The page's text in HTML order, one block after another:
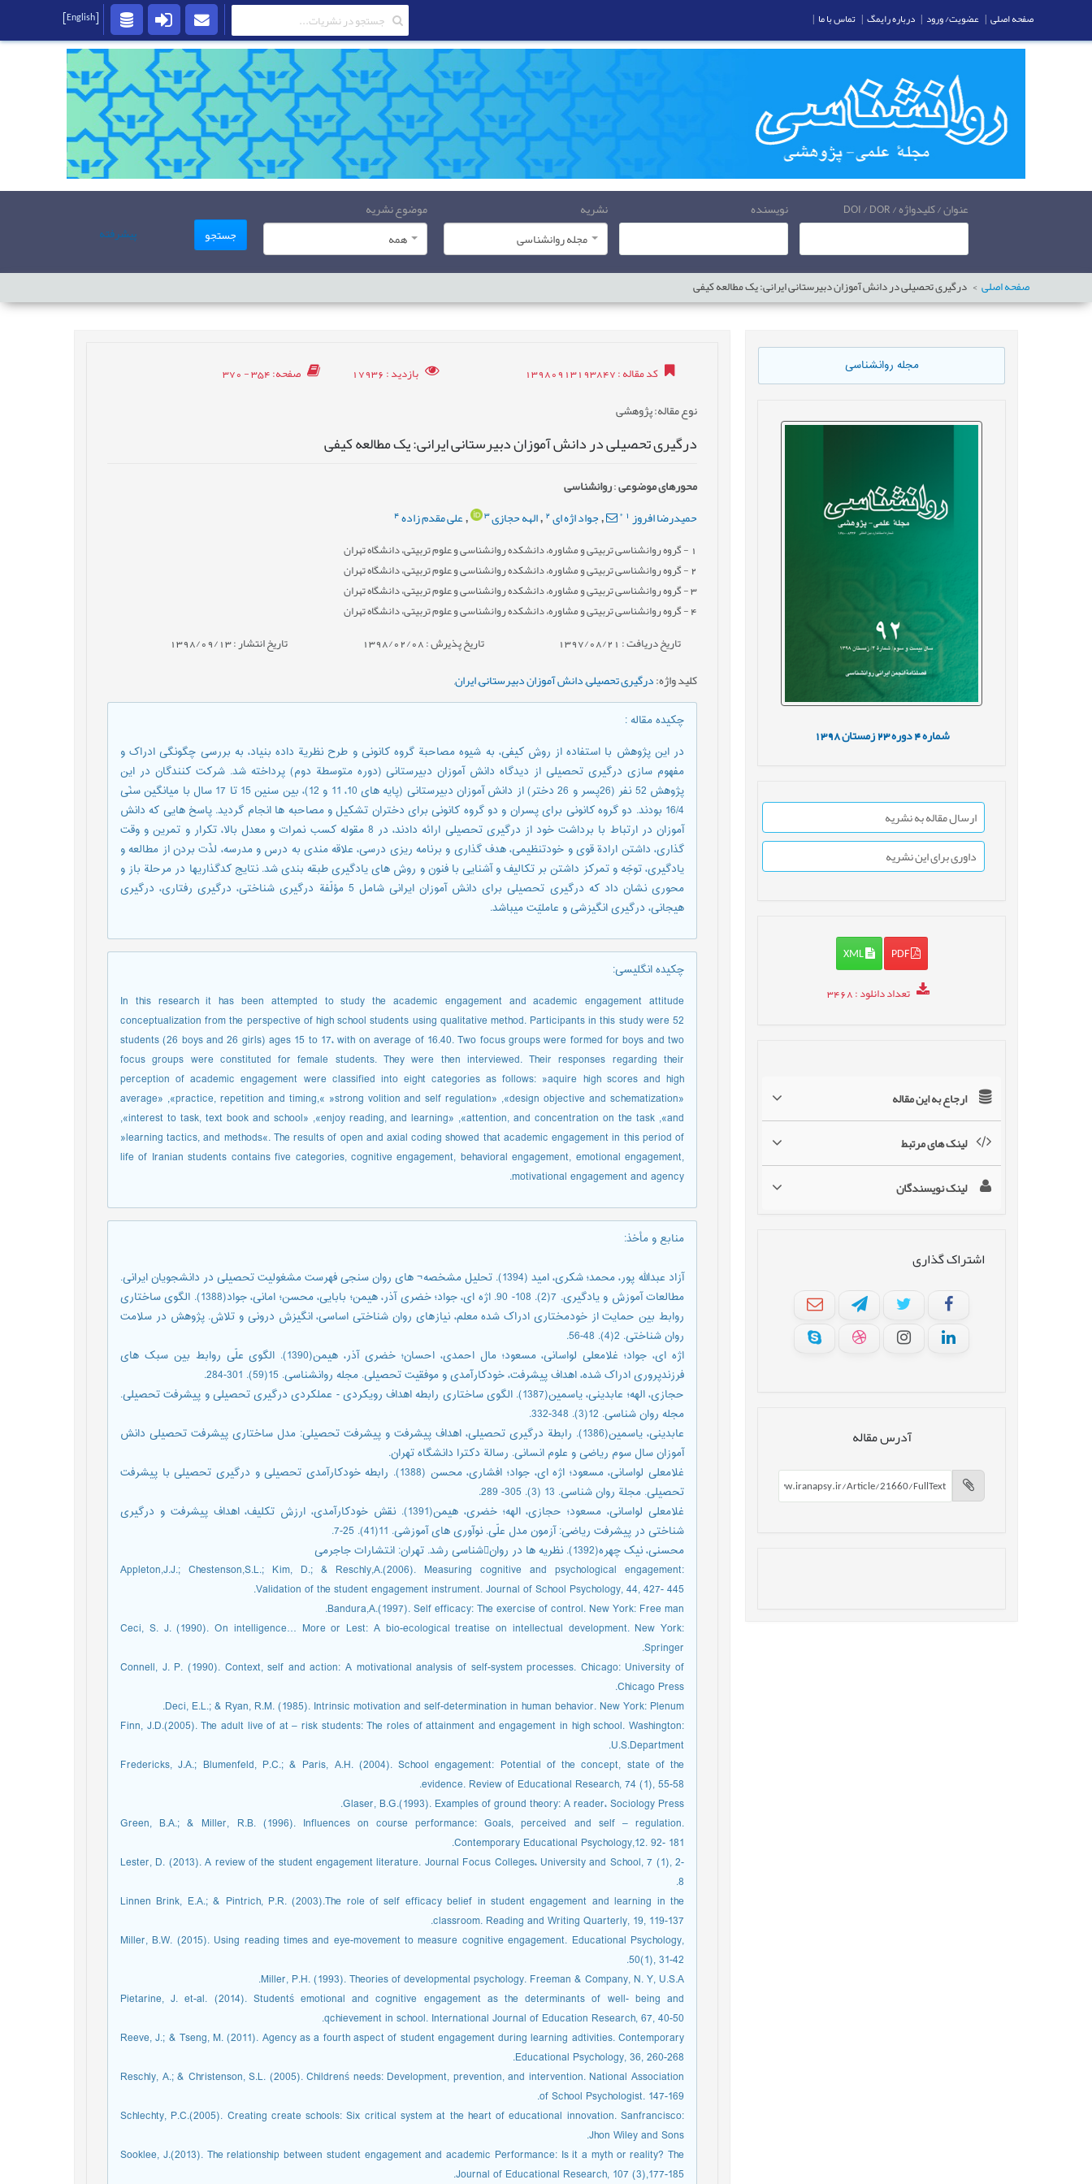
عنوان / کلیدواژه / DOI / DOR نویسنده
نشریه
مجله روانشناسی
موضوع نشریه
همه
جستجو پیشرفته
صفحه اصلی درگیری تحصیلی در دانش آموزان دبیرستانی ایرانی: یک مطالعه کیفی
مجله روانشناسی
شماره4 دوره23 زمستان1398
ارسال مقاله به نشریه
داوری برای این نشریه
PDF
XML
تعداد دانلود: 3468
ارجاع به این مقاله
لینک های مرتبط
لینک نویسندگان
اشتراک گذاری
آدرس مقاله
کد مقاله: 13980913193847 بازدید: 17936 صفحه: 354 - 370
نوع مقاله: پژوهشی
درگیری تحصیلی در دانش آموزان دبیرستانی ایرانی: یک مطالعه کیفی
محورهای موضوعی:روانشناسی
حمیدرضا افروز 1
*
,جواد اژه ای2
,الهه حجازی3
,علی مقدم زاده4
1 - گروه روانشناسی تربیتی و مشاوره، دانشکده روانشناسی و علوم تربیتی، دانشگاه تهران
2- گروه روانشناسی تربیتی و مشاوره، دانشکده روانشناسی و علوم تربیتی، دانشگاه تهران
3- گروه روانشناسی تربیتی و مشاوره، دانشکده روانشناسی و علوم تربیتی، دانشگاه تهران
4- گروه روانشناسی تربیتی و مشاوره، دانشکده روانشناسی و علوم تربیتی، دانشگاه تهران
تاریخ دریافت : 1397/08/21 تاریخ پذیرش : 1398/02/08 تاریخ انتشار : 1398/09/13
کلید واژه:درگیری تحصیلی,دانش آموزان دبیرستانی,ایران,
چکیده مقاله:
در این پژوهش با استفاده از روش کیفی، به شیوه مصاحبة گروه کانونی و طرح نظریة داده بنیاد، به بررسی چگونگی ادراک و
مفهوم سازی درگیری تحصیلی از دیدگاه دانش آموزان دبیرستانی (دوره متوسطة دوم) پرداخته شد. شرکت کنندگان در این
پژوهش 52 نفر (26پسر و 26 دختر) از دانش آموزان دبیرستانی (پایه های 10، 11 و 12)، بین سنین 15 تا 17 سال با میانگین سنّی
16/4 بودند. دو گروه کانونی برای پسران و دو گروه کانونی برای دختران تشکیل و مصاحبه ها انجام گردید. پاسخ هایی که دانش
آموزان در ارتباط با برداشت خود از درگیری تحصیلی ارائه دادند، در 8 مقوله کسب نمرات و معدل بالا، تکرار و تمرین و وقت
گذاری، داشتن ارادة قوی و خودتنظیمی، هدف گذاری و برنامه ریزی درسی، علاقه مندی به درس و مدرسه، لذّت بردن از مطالعه و
یادگیری، توجّه و تمرکز داشتن بر تکالیف و آشنایی با فنون و روش های یادگیری طبقه بندی شد. نتایج کدگذاریها در مرحلة باز و
محوری نشان داد که درگیری تحصیلی برای دانش آموزان ایرانی شامل 5 مؤلّفة درگیری شناختی، درگیری رفتاری، درگیری
هیجانی، درگیری انگیزشی و عاملیّت میباشد.
چکیده انگلیسی:
In this research it has been attempted to study the academic engagement and academic engagement attitude
conceptualization from the perspective of high school students using qualitative method. Participants in this study were 52
students (26 boys and 26 girls) ages 15 to 17، with on average of 16.40. Two focus groups were formed for boys and two
focus groups were constituted for female students. They were then interviewed. Their responses regarding their
perception of academic engagement were classified into eight categories as follows: »aquire high scores and high
average» ,«practice, repetition and timing,« »strong volition and self regulation» ,«design objective and schematization»
,«interest to task, text book and school» ,«enjoy reading, and learning» ,«attention, and concentration on the task ,«and
»learning tactics, and methods«. The results of open and axial coding showed that academic engagement in this period of
life of Iranian students contains five categories, cognitive engagement, behavioral engagement, emotional engagement,
motivational engagement and agency.
منابع و مأخذ:
آزاد عبدالله پور، محمد؛ شکری، امید (1394). تحلیل مشخصه¬ های روان سنجی فهرست مشغولیت تحصیلی در دانشجویان ایرانی.
مطالعات آموزش و یادگیری. 7(2). 108- 90. اژه ای، جواد؛ خضری آذر، هیمن؛ بابایی، محسن؛ امانی، جواد(1388). الگوی ساختاری
روابط بین حمایت از خودمختاری ادراک شده معلم، نیازهای روان شناختی اساسی، انگیزش درونی و تلاش. پژوهش در سلامت
روان شناختی. 2(4). 48-56.
اژه ای، جواد؛ غلامعلی لواسانی، مسعود؛ مال احمدی، احسان؛ خضری آذر، هیمن(1390). الگوی علّی روابط بین سبک های
فرزندپروری ادراک شده، اهداف پیشرفت، خودکارآمدی و موفقیت تحصیلی. مجله روانشناسی. 15(59). 301-284.
حجازی، الهه؛ عابدینی، یاسمین(1387). الگوی ساختاری رابطه اهداف رویکردی - عملکردی درگیری تحصیلی و پیشرفت تحصیلی.
مجله روان شناسی. 12(3). 348-332.
عابدینی، یاسمین(1386). رابطة درگیری تحصیلی، اهداف پیشرفت و پیشرفت تحصیلی: مدل ساختاری پیشرفت تحصیلی دانش
آموزان سال سوم ریاضی و علوم انسانی. رسالة دکترا دانشگاه تهران.
غلامعلی لواسانی، مسعود؛ اژه ای، جواد؛ افشاری، محسن (1388). رابطه خودکارآمدی تحصیلی و درگیری تحصیلی با پیشرفت
تحصیلی. مجلة روان شناسی. 13 (3). 305- 289.
غلامعلی لواسانی، مسعود؛ حجازی، الهه؛ خضری، هیمن(1391). نقش خودکارآمدی، ارزش تکلیف، اهداف پیشرفت و درگیری
شناختی در پیشرفت ریاضی: آزمون مدل علّی. نوآوری های آموزشی. 11(41). 25-7.
محسنی، نیک چهره(1392). نظریه ها در روانشناسی رشد. تهران: انتشارات جاجرمی
Appleton,J.J.; Chestenson,S.L.; Kim, D.; & Reschly,A.(2006). Measuring cognitive and psychological engagement:
Validation of the student engagement instrument. Journal of School Psychology, 44, 427- 445.
Bandura,A.(1997). Self efficacy: The exercise of control. New York: Free man.
Ceci, S. J. (1990). On intelligence… More or Lest: A bio-ecological treatise on intellectual development. New York:
Springer.
Connell, J. P. (1990). Context, self and action: A motivational analysis of self-system processes. Chicago: University of
Chicago Press.
Deci, E.L.; & Ryan, R.M. (1985). Intrinsic motivation and self-determination in human behavior. New York: Plenum.
Finn, J.D.(2005). The adult live of at – risk students: The roles of attainment and engagement in high school. Washington:
U.S.Department.
Fredericks, J.A.; Blumenfeld, P.C.; & Paris, A.H. (2004). School engagement: Potential of the concept, state of the
evidence. Review of Educational Research, 74 (1), 55-58.
Glaser, B.G.(1993). Examples of ground theory: A reader، Sociology Press.
Green, B.A.; & Miller, R.B. (1996). Influences on course performance: Goals, perceived and self – regulation.
Contemporary Educational Psychology,12. 92- 181.
Lester, D. (2013). A review of the student engagement literature. Journal Focus Colleges، University and School, 7 (1), 2-
8.
Linnen Brink, E.A.; & Pintrich, P.R. (2003).The role of self efficacy belief in student engagement and learning in the
classroom. Reading and Writing Quarterly, 19, 119-137.
Miller, B.W. (2015). Using reading times and eye-movement to measure cognitive engagement. Educational Psychology,
50(1), 31-42.
Miller, P.H. (1993). Theories of developmental psychology. Freeman & Company, N. Y, U.S.A.
Pietarine, J. et-al. (2014). Studentś emotional and cognitive engagement as the determinants of well- being and
qchievement in school. International Journal of Education Research, 67, 40-50.
Reeve, J.; & Tseng, M. (2011). Agency as a fourth aspect of student engagement during learning adtivities. Contemporary
Educational Psychology, 36, 260-268.
Reschly, A.; & Christenson, S.L. (2005). Childrenś needs: Development, prevention, and intervention. National Association
of School Psychologist. 147-169.
Schlechty, P.C.(2005). Creating create schools: Six critical system at the heart of educational innovation. Sanfrancisco:
Jhon Wiley and Sons.
Sooklee, J.(2013). The relationship between student engagement and academic Performance: Is it a myth or reality? The
Journal of Educational Research, 107 (3),177-185.
صفحه اصلی | عضویت/ ورود | درباره رایمگ | تماس با ما |
[English]